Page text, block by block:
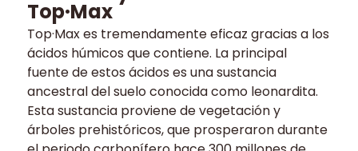
Top·Max
Top·Max es tremendamente eficaz gracias a los
ácidos húmicos que contiene. La principal
fuente de estos ácidos es una sustancia
ancestral del suelo conocida como leonardita.
Esta sustancia proviene de vegetación y
árboles prehistóricos, que prosperaron durante